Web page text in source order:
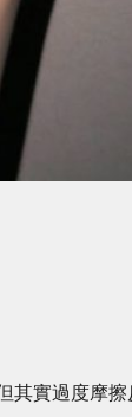
其實過度摩擦